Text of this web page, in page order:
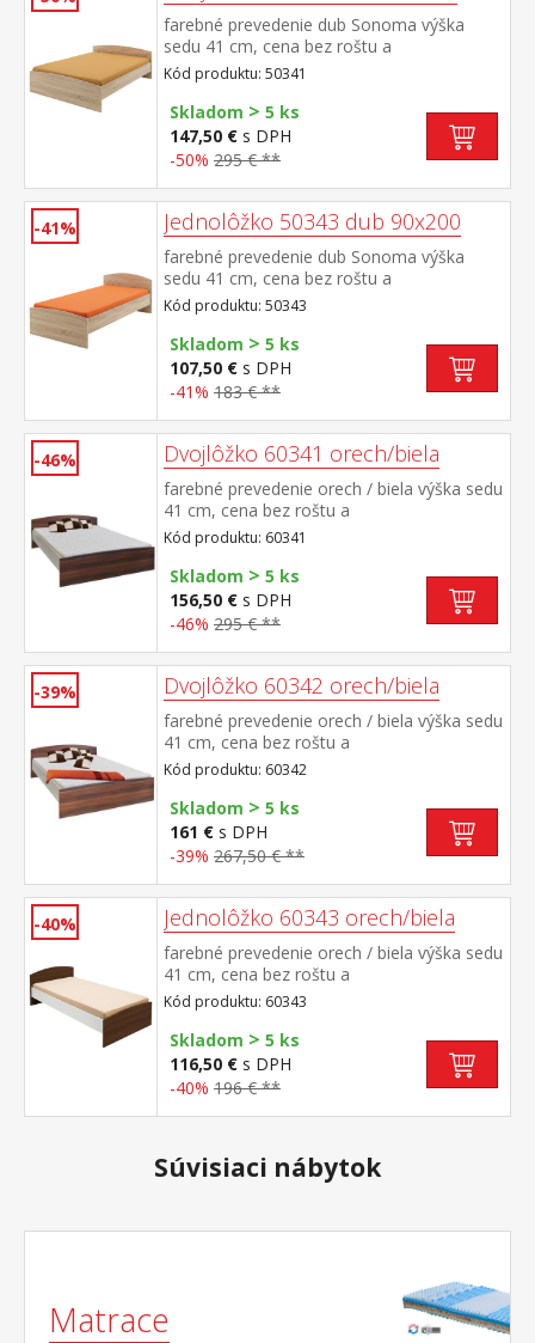
farebné prevedenie dub Sonoma výška
sedu 41 cm, cena bez roštu a
matraca odporúčaný rozmer matraca 160 ×
200 cm alebo 2 kusy 80 × 200 cm a rošt
R2 nočný stolík 50140 nie je v cene, k
dvojlôžku možné dokúpiť úložný priestor
147A
Kód produktu: 50341
Skladom > 5 ks
147,50 € s DPH
-50% 295 € **
-41% Jednolôžko 50343 dub 90x200
farebné prevedenie dub Sonoma výška
sedu 41 cm, cena bez roštu a
matraca odporúčaný rozmer matraca 90 ×
200 cm (M2, M5, M9, M12, M24, M26) a
rošt R1 k jednolôžku možné dokúpiť úložný
priestor 147A
Kód produktu: 50343
Skladom > 5 ks
107,50 € s DPH
-41% 183 € **
-46% Dvojlôžko 60341 orech/biela
farebné prevedenie orech / biela výška sedu
41 cm, cena bez roštu a
matraca odporúčaný rozmer matraca 160 ×
200 cm alebo 2 kusy 80 × 200 cm a rošt
R2 nočný stolík 60140 nie je v cene, k
dvojlôžku možné dokúpiť úložný priestor
147A
Kód produktu: 60341
Skladom > 5 ks
156,50 € s DPH
-46% 295 € **
-39% Dvojlôžko 60342 orech/biela
farebné prevedenie orech / biela výška sedu
41 cm, cena bez roštu a
matraca odporúčaný rozmer matraca 180 ×
200 cm alebo 2 kusy 90 × 200 cm a rošt
R4 k dvojlôžku možné dokúpiť úložný
priestor 147A
Kód produktu: 60342
Skladom > 5 ks
161 € s DPH
-39% 267,50 € **
-40% Jednolôžko 60343 orech/biela
farebné prevedenie orech / biela výška sedu
41 cm, cena bez roštu a
matraca odporúčaný rozmer matraca 90 ×
200 cm (M2, M5, M9, M12, M24, M26) a
rošt R1 k jednolôžku možné dokúpiť úložný
priestor 147A
Kód produktu: 60343
Skladom > 5 ks
116,50 € s DPH
-40% 196 € **
Súvisiaci nábytok
Matrace